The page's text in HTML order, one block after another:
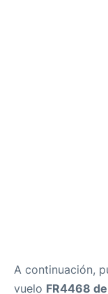
A continuación,
vuelo FR4468